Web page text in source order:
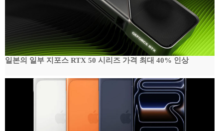
일본의 일부 지포스 RTX 50 시리즈 가격 최대 40% 인상